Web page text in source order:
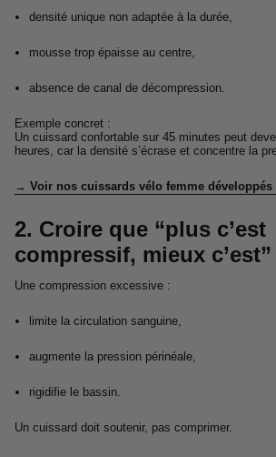
densité unique non adaptée à la durée,
mousse trop épaisse au centre,
absence de canal de décompression.
Exemple concret :
Un cuissard confortable sur 45 minutes peut
heures, car la densité s’écrase et concentre la
→ Voir nos cuissards vélo femme développés
2. Croire que “plus c’est
compressif, mieux c’est”
Une compression excessive :
limite la circulation sanguine,
augmente la pression périnéale,
rigidifie le bassin.
Un cuissard doit soutenir, pas comprimer.